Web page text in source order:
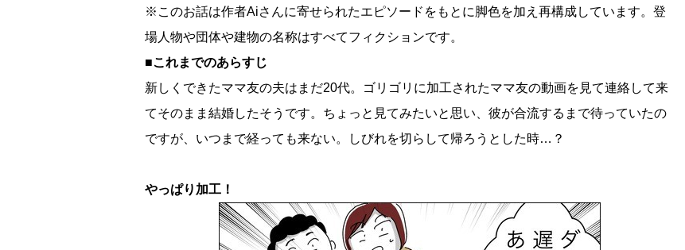
※このお話は作者Aiさんに寄せられたエピソードをもとに脚色を加え再構成しています。登
場人物や団体や建物の名称はすべてフィクションです。
■これまでのあらすじ
新しくできたママ友の夫はまだ20代。ゴリゴリに加工されたママ友の動画を見て連絡して来
てそのまま結婚したそうです。ちょっと見てみたいと思い、彼が合流するまで待っていたの
ですが、いつまで経っても来ない。しびれを切らして帰ろうとした時…？
っぱり加工！